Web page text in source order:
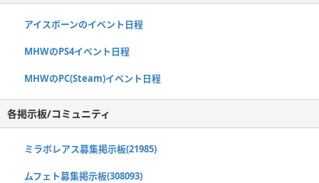
アイスボーンのイベント日程
MHWのPS4イベント日程
MHWのPC(Steam)イベント日程
各掲示板/コミュニティ
ミラボレアス募集掲示板(21985)
ムフェト募集掲示板(308093)